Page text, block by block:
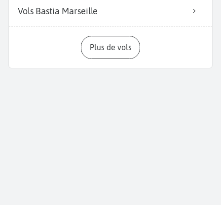
Vols Bastia Marseille
Plus de vols